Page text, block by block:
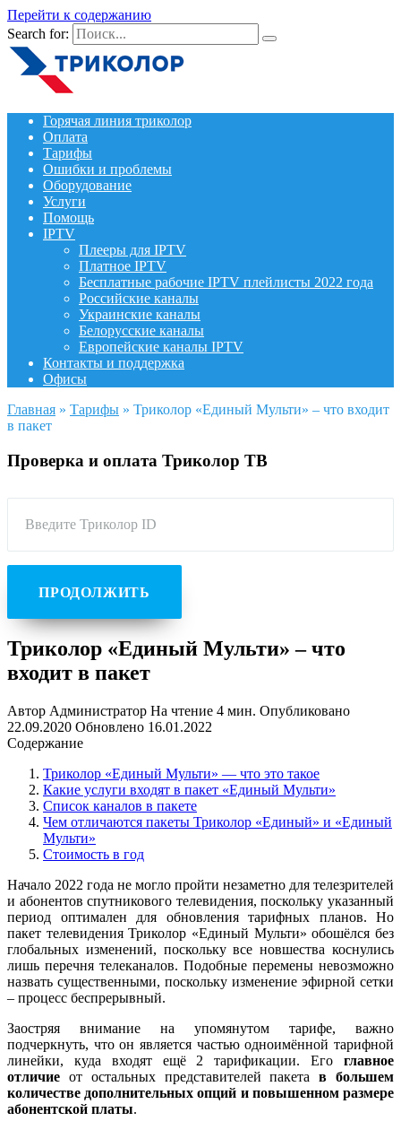
Перейти к содержанию
Search for:
Горячая линия триколор
Оплата
Тарифы
Ошибки и проблемы
Оборудование
Услуги
Помощь
IPTV
Плееры для IPTV
Платное IPTV
Бесплатные рабочие IPTV плейлисты 2022 года
Российские каналы
Украинские каналы
Белорусские каналы
Европейские каналы IPTV
Контакты и поддержка
Офисы
Главная » Тарифы » Триколор «Единый Мульти» – что входит
в пакет
Проверка и оплата Триколор ТВ
Введите Триколор ID
ПРОДОЛЖИТЬ
Триколор «Единый Мульти» – что
входит в пакет
Автор Администратор На чтение 4 мин. Опубликовано
22.09.2020 Обновлено 16.01.2022
Содержание
Триколор «Единый Мульти» — что это такое
Какие услуги входят в пакет «Единый Мульти»
Список каналов в пакете
Чем отличаются пакеты Триколор «Единый» и «Единый
Мульти»
Стоимость в год
Начало 2022 года не могло пройти незаметно для телезрителей
и абонентов спутникового телевидения, поскольку указанный
период оптимален для обновления тарифных планов. Но
пакет телевидения Триколор «Единый Мульти» обошёлся без
глобальных изменений, поскольку все новшества коснулись
лишь перечня телеканалов. Подобные перемены невозможно
назвать существенными, поскольку изменение эфирной сетки
– процесс беспрерывный.
Заостряя внимание на упомянутом тарифе, важно
подчеркнуть, что он является частью одноимённой тарифной
линейки, куда входят ещё 2 тарификации. Его главное
отличие от остальных представителей пакетав большем
количестве дополнительных опций и повышенном размере
абонентской платы.